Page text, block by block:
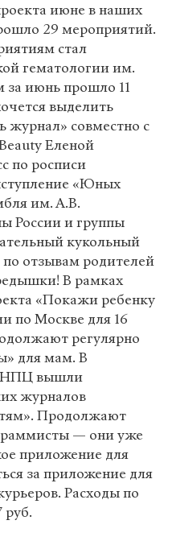
июне в наших
29 мероприятий.
стал
гематологии им.
за июнь прошло 11
выделить
журнал» совместно с
Еленой
по росписи
«Юных
им. А.В.
России и группы
кукольный
отзывам родителей
В рамках
«Покажи ребенку
по Москве для 16
регулярно
для мам. В
НПЦ вышли
журналов
Продолжают
— они уже
приложение для
за приложение для
Расходы по
руб.